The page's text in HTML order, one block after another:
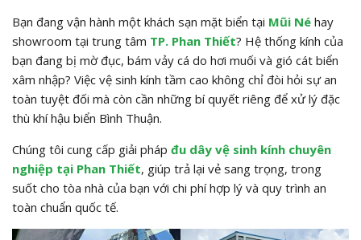
Bạn đang vận hành một khách sạn mặt biển tại Mũi Né hay
showroom tại trung tâm TP. Phan Thiết? Hệ thống kính của
bạn đang bị mờ đục, bám vảy cá do hơi muối và gió cát biển
xâm nhập? Việc vệ sinh kính tầm cao không chỉ đòi hỏi sự an
toàn tuyệt đối mà còn cần những bí quyết riêng để xử lý đặc
thù khí hậu biển Bình Thuận.
Chúng tôi cung cấp giải pháp đu dây vệ sinh kính chuyên
nghiệp tại Phan Thiết, giúp trả lại vẻ sang trọng, trong
suốt cho tòa nhà của bạn với chi phí hợp lý và quy trình an
toàn chuẩn quốc tế.